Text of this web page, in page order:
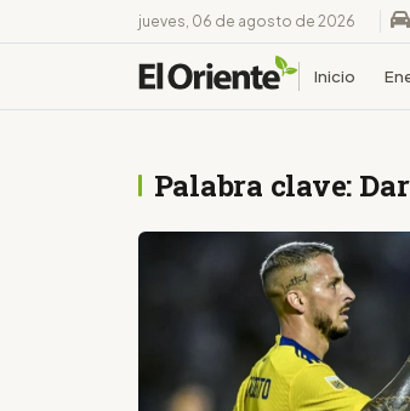
jueves, 06 de agosto de 2026
Inicio
Palabra clave: